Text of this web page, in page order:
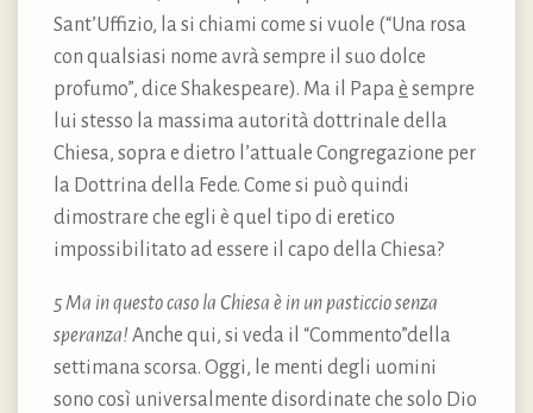
Sant’Uffizio, la si chiami come si vuole (“Una rosa
con qualsiasi nome avrà sempre il suo dolce
profumo”, dice Shakespeare). Ma il Papa è sempre
lui stesso la massima autorità dottrinale della
Chiesa, sopra e dietro l’attuale Congregazione per
la Dottrina della Fede. Come si può quindi
dimostrare che egli è quel tipo di eretico
impossibilitato ad essere il capo della Chiesa?
5 Ma in questo caso la Chiesa è in un pasticcio senza
speranza! Anche qui, si veda il “Commento”della
settimana scorsa. Oggi, le menti degli uomini
sono così universalmente disordinate che solo Dio